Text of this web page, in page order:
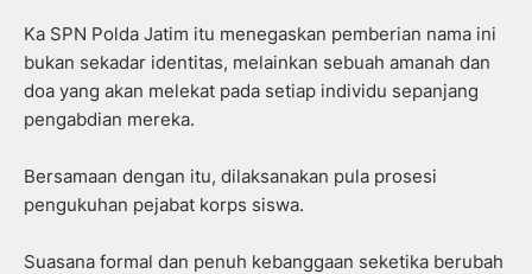
Ka SPN Polda Jatim itu menegaskan pemberian nama ini
bukan sekadar identitas, melainkan sebuah amanah dan
doa yang akan melekat pada setiap individu sepanjang
pengabdian mereka.
Bersamaan dengan itu, dilaksanakan pula prosesi
pengukuhan pejabat korps siswa.
Suasana formal dan penuh kebanggaan seketika berubah